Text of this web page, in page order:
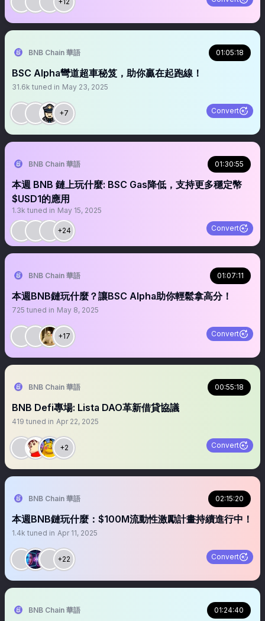
BNB Chain 華語 01:05:18
BSC Alpha彎道超車秘笈，助你贏在起跑線！
31.6k tuned in May 23, 2025
+7 Convert
BNB Chain 華語 01:30:55
本週 BNB 鏈上玩什麼: BSC Gas降低，支持更多穩定幣
$USD1的應用
1.3k tuned in May 15, 2025
+24 Convert
BNB Chain 華語 01:07:11
本週BNB鏈玩什麼？讓BSC Alpha助你輕鬆拿高分！
725 tuned in May 8, 2025
+17 Convert
BNB Chain 華語 00:55:18
BNB Defi專場: Lista DAO革新借貸協議
419 tuned in Apr 22, 2025
+2 Convert
BNB Chain 華語 02:15:20
本週BNB鏈玩什麼：$100M流動性激勵計畫持續進行中！
1.4k tuned in Apr 11, 2025
+22 Convert
BNB Chain 華語 01:24:40